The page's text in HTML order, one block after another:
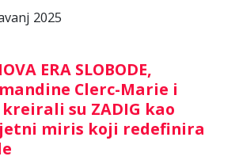
2025
ERA SLOBODE,
Clerc-Marie i
su ZADIG kao
miris koji redefinira